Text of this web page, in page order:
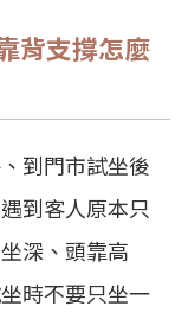
背支撐怎麼
到門市試坐後
到客人原本只
深、頭靠高
時不要只坐一